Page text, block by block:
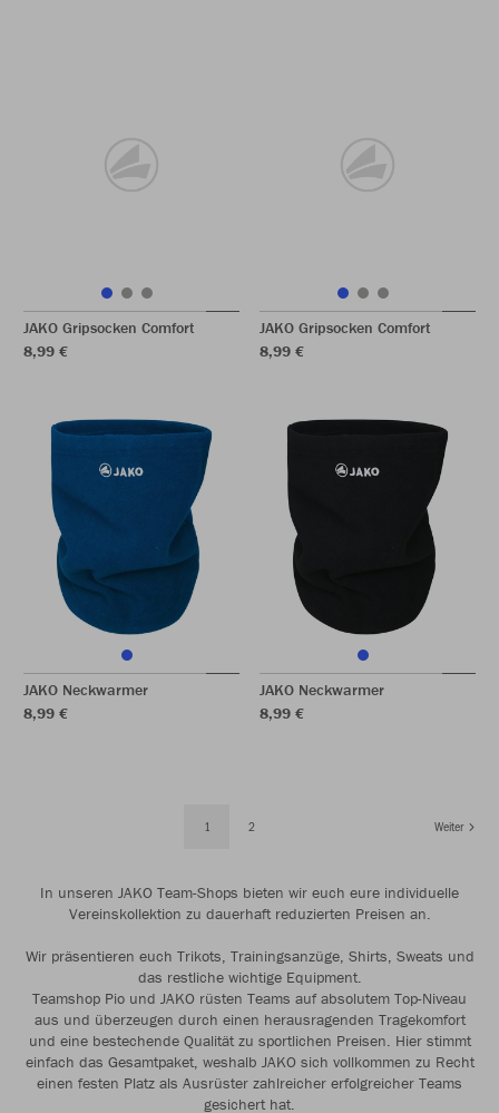
JAKO Gripsocken Comfort
8,99 €
JAKO Gripsocken Comfort
8,99 €
JAKO Neckwarmer
8,99 €
JAKO Neckwarmer
8,99 €
1 2 Weiter
In unseren JAKO Team-Shops bieten wir euch eure individuelle
Vereinskollektion zu dauerhaft reduzierten Preisen an.
Wir präsentieren euch Trikots, Trainingsanzüge, Shirts, Sweats und
das restliche wichtige Equipment.
Teamshop Pio und JAKO rüsten Teams auf absolutem Top-Niveau
aus und überzeugen durch einen herausragenden Tragekomfort
und eine bestechende Qualität zu sportlichen Preisen. Hier stimmt
einfach das Gesamtpaket, weshalb JAKO sich vollkommen zu Recht
einen festen Platz als Ausrüster zahlreicher erfolgreicher Teams
gesichert hat.